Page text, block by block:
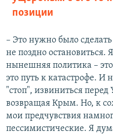
позиции
– Это нужно было
не поздно остановиться.
нынешняя политика –
это путь к катастрофе. И
"стоп", извиниться
возвращая Крым. Но, к
мои предчувствия
пессимистические. Я